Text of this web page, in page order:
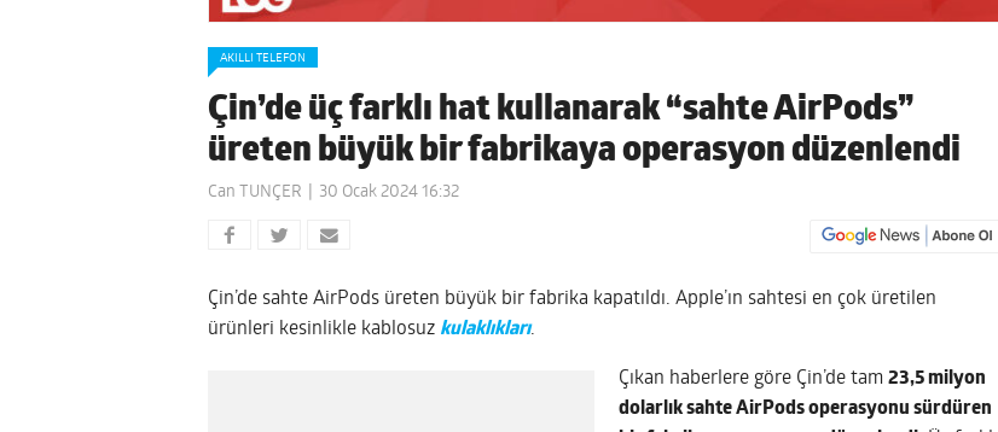
AKILLI TELEFON
Çin’de üç farklı hat kullanarak “sahte AirPods”
üreten büyük bir fabrikaya operasyon düzenlendi
Can TUNÇER 30 Ocak 2024 16:32
Çin’de sahte AirPods üreten büyük bir fabrika kapatıldı. Apple’ın sahtesi en çok üretilen
ürünleri kesinlikle kablosuz kulaklıkları.
Çıkan haberlere göre Çin’de tam 23,5 milyon
dolarlık sahte AirPods operasyonu sürdüren